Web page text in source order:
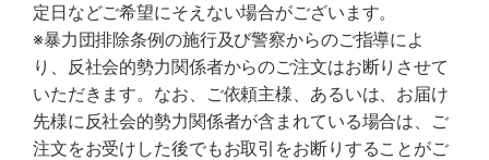
定日などご希望にそえない場合がございます。
※暴力団排除条例の施行及び警察からのご指導によ
り、反社会的勢力関係者からのご注文はお断りさせて
いただきます。なお、ご依頼主様、あるいは、お届け
先様に反社会的勢力関係者が含まれている場合は、ご
注文をお受けした後でもお取引をお断りすることがご